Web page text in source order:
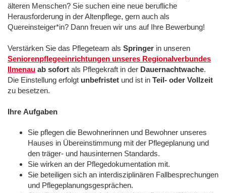
älteren Menschen? Sie suchen eine neue berufliche
Herausforderung in der Altenpflege, gern auch als
Quereinsteiger*in? Dann freuen wir uns auf Ihre Bewerbung!
Verstärken Sie das Pflegeteam als Springer in unseren
Seniorenpflegeeinrichtungen unseres Regionalverbundes
Ilmenau ab sofort als Pflegekraft in der Dauernachtwache.
Die Einstellung erfolgt unbefristet und ist in Teil- oder Vollzeit
zu besetzen.
Ihre Aufgaben
Sie pflegen die Bewohnerinnen und Bewohner unseres
Hauses in Übereinstimmung mit der Pflegeplanung und
den träger- und hausinternen Standards.
Sie wirken an der Pflegedokumentation mit.
Sie beteiligen sich an interdisziplinären Fallbesprechungen
und Pflegeplanungsgesprächen.